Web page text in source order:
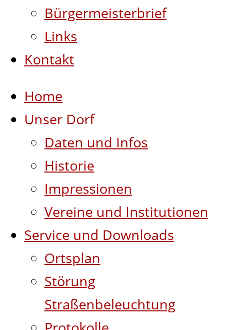
Bürgermeisterbrief
Links
Kontakt
Home
Unser Dorf
Daten und Infos
Historie
Impressionen
Vereine und Institutionen
Service und Downloads
Ortsplan
Störung
Straßenbeleuchtung